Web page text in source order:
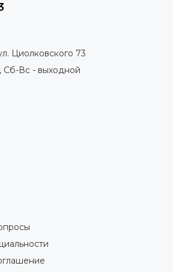
Циолковского 73
Сб-Вс - выходной